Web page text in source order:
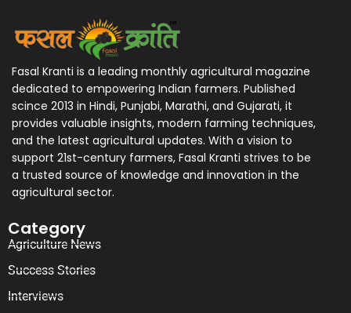
Fasal Kranti is a leading monthly agricultural magazine
dedicated to empowering Indian farmers. Published
scince 2013 in Hindi, Punjabi, Marathi, and Gujarati, it
provides valuable insights, modern farming techniques,
and the latest agricultural updates. With a vision to
support 21st-century farmers, Fasal Kranti strives to be
a trusted source of knowledge and innovation in the
agricultural sector.
Category
Agriculture News
Success Stories
Interviews